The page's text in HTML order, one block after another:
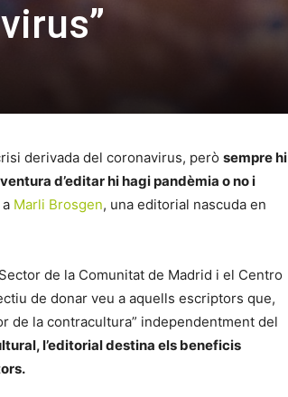
derivada del coronavirus, però sempre hi
d’editar hi hagi pandèmia o no i
Marli Brosgen, una editorial nascuda en
de la Comunitat de Madrid i el Centro
de donar veu a aquells escriptors que,
de la contracultura” independentment del
l’editorial destina els beneficis